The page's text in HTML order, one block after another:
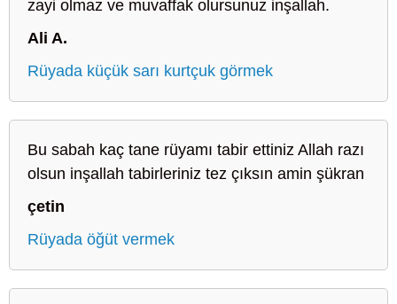
zayi olmaz ve muvaffak olursunuz inşallah.
Ali A.
Rüyada küçük sarı kurtçuk görmek
Bu sabah kaç tane rüyamı tabir ettiniz Allah razı
olsun inşallah tabirleriniz tez çıksın amin şükran
çetin
Rüyada öğüt vermek